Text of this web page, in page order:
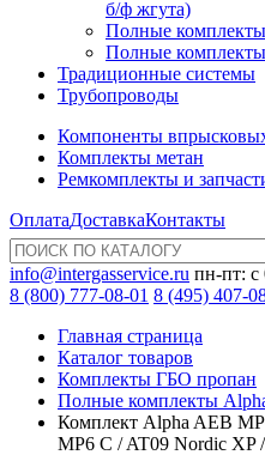
б/ф жгута)
Полные
Полные
Традиционные системы
Трубопроводы
Компоненты
Комплекты метан
Ремкомплекты и
ОплатаДоставкаКонтакты
info@intergasservice.ru пн-пт: с
8 (800) 777-08-01 8 (495) 407-
Главная страница
Каталог товаров
Комплекты ГБО пропан
Полные комплекты
Комплект Alpha AEB
MP6 C / AT09 Nordic XP